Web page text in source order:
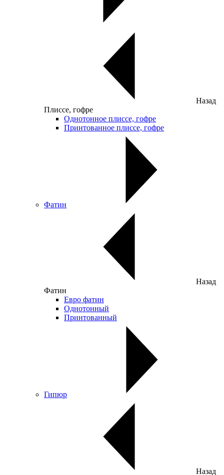
Назад
Плиссе, гофре
Однотонное плиссе, гофре
Принтованное плиссе, гофре
Фатин
Назад
Фатин
Евро фатин
Однотонный
Принтованный
Гипюр
Назад